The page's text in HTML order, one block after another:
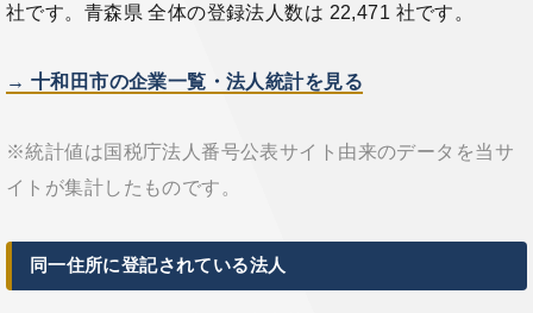
社です。青森県 全体の登録法人数は 22,471 社です。
→ 十和田市の企業一覧・法人統計を見る
※統計値は国税庁法人番号公表サイト由来のデータを当サ
イトが集計したものです。
同一住所に登記されている法人